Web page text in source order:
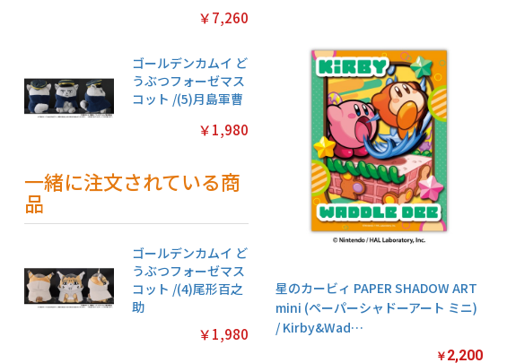
￥7,260
ゴールデンカムイ ど
うぶつフォーゼマス
コット /(5)月島軍曹
￥1,980
一緒に注文されている商
品
ゴールデンカムイ ど
うぶつフォーゼマス
コット /(4)尾形百之
助
￥1,980
星のカービィ PAPER SHADOW ART
mini (ペーパーシャドーアート ミニ)
/ Kirby&Wad…
￥ 2,200